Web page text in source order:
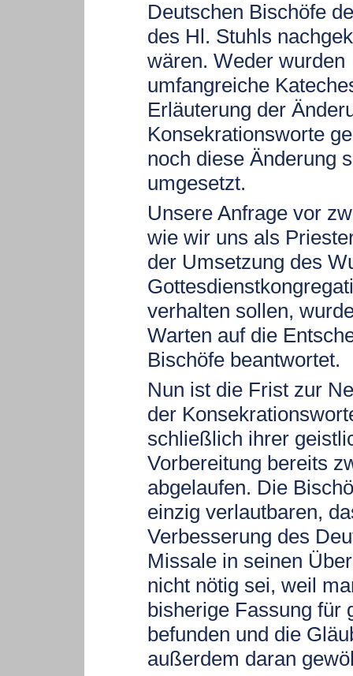
Deutschen Bischöfe
des Hl. Stuhls
wären. Weder wurden
umfangreiche
Erläuterung der
Konsekrationsworte
noch diese Änderung
umgesetzt.
Unsere Anfrage vor
wie wir uns als
der Umsetzung des
verhalten sollen,
Warten auf die
Bischöfe beantwortet.
Nun ist die Frist zur
der
schließlich ihrer
Vorbereitung bereits
abgelaufen. Die
einzig verlautbaren,
Verbesserung des
Missale in seinen
nicht nötig sei, weil
bisherige Fassung für
befunden und die
außerdem daran